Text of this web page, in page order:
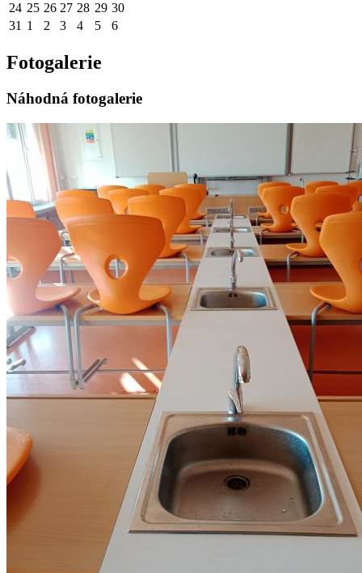
24 25 26 27 28 29 30
31 1 2 3 4 5 6
Fotogalerie
Náhodná fotogalerie